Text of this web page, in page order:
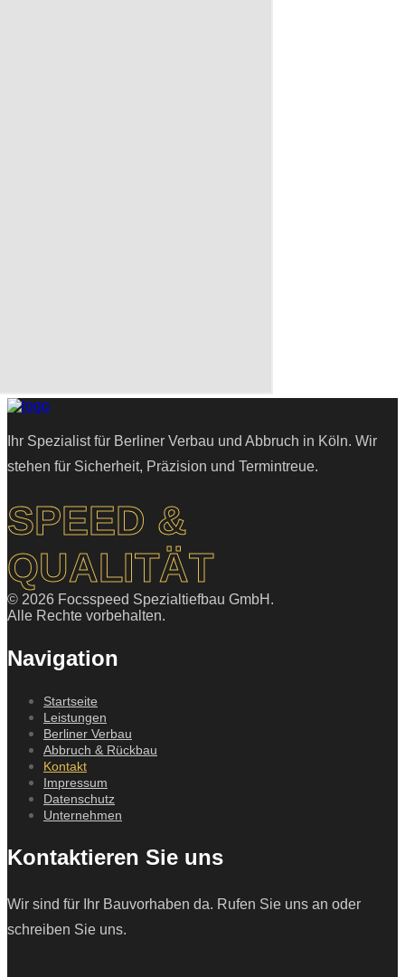
Ihr Spezialist für Berliner Verbau und Abbruch in Köln. Wir
stehen für Sicherheit, Präzision und Termintreue.
SPEED &
QUALITÄT
© 2026 Focsspeed Spezialtiefbau GmbH.
Alle Rechte vorbehalten.
Navigation
Startseite
Leistungen
Berliner Verbau
Abbruch & Rückbau
Kontakt
Impressum
Datenschutz
Unternehmen
Kontaktieren Sie uns
Wir sind für Ihr Bauvorhaben da. Rufen Sie uns an oder
schreiben Sie uns.